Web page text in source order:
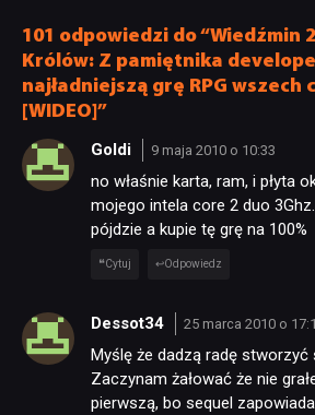
101 odpowiedzi do “Wiedźmin
Królów: Z pamiętnika
najładniejszą grę RPG wszech
[WIDEO]”
Goldi 9 maja 2010 o 10:33
no właśnie karta, ram, i płyta
mojego intela core 2 duo
pójdzie a kupie tę grę na 100%
Cytuj Odpowiedz
Dessot34 25 marca 2010 o
Myślę że dadzą radę stworzyć
Zaczynam żałować że nie
pierwszą, bo sequel